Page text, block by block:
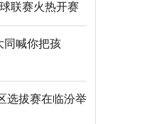
联赛火热开赛
喊你把孩
选拔赛在临汾举